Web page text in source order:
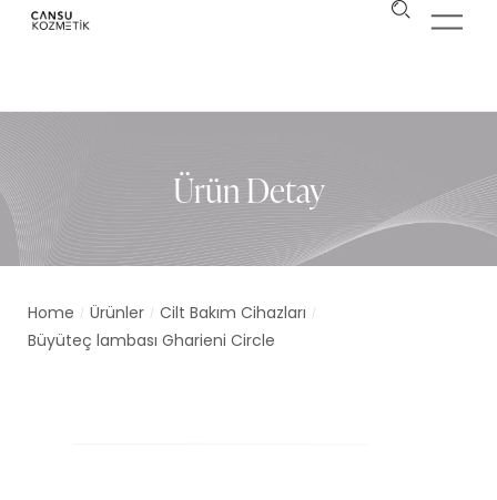
Ürün Detay
Home / Ürünler / Cilt Bakım Cihazları /
Büyüteç lambası Gharieni Circle